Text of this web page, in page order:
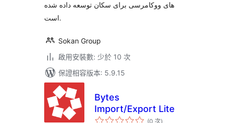
های ووکامرسی برای سکان توسعه داده شده
است.
Sokan Group
啟用安裝數: 少於 10 次
保證相容版本: 5.9.15
Bytes
Import/Export Lite
(0 次評)